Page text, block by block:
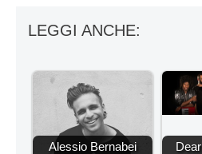
LEGGI ANCHE:
Alessio Bernabei